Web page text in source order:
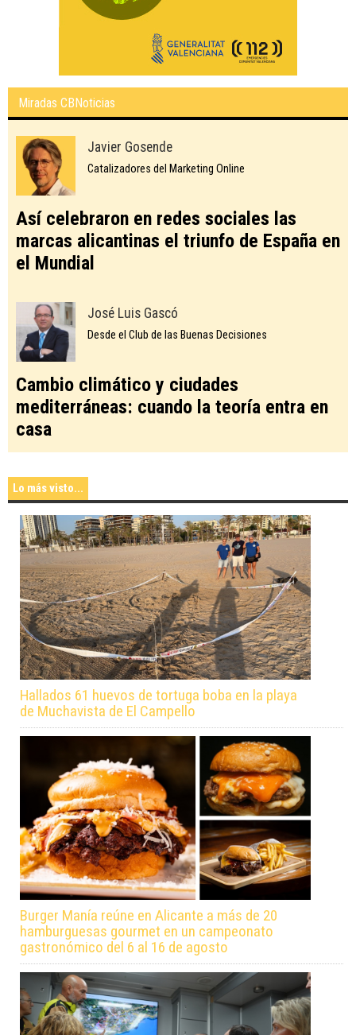
Miradas CBNoticias
Javier Gosende
Catalizadores del Marketing Online
Así celebraron en redes sociales las
marcas alicantinas el triunfo de España en
el Mundial
José Luis Gascó
Desde el Club de las Buenas Decisiones
Cambio climático y ciudades
mediterráneas: cuando la teoría entra en
casa
Lo más visto...
Hallados 61 huevos de tortuga boba en la playa
de Muchavista de El Campello
Burger Manía reúne en Alicante a más de 20
hamburguesas gourmet en un campeonato
gastronómico del 6 al 16 de agosto